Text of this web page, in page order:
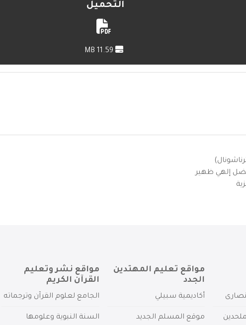
التحميل
فضل إلهي ظهير
مواقع تعليم المهتدين
الجدد
أكاديمية سبيلي
موقع المسلم الجديد
مواقع نشر وتعليم
القرآن الكريم
الجامع لعلوم القرآن وترجماته
السنة النبوية وعلومها